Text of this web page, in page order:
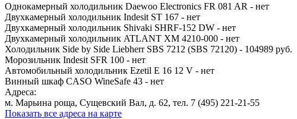
Однокамерный холодильник Daewoo Electronics FR 081 AR - нет
Двухкамерный холодильник Indesit ST 167 - нет
Двухкамерный холодильник Shivaki SHRF-152 DW - нет
Двухкамерный холодильник ATLANT ХМ 4210-000 - нет
Холодильник Side by Side Liebherr SBS 7212 (SBS 72120) - 104989 руб.
Морозильник Indesit SFR 100 - нет
Автомобильный холодильник Ezetil E 16 12 V - нет
Винный шкаф CASO WineSafe 43 - нет
Адреса:
м. Марьина роща, Сущевский Вал, д. 62, тел. 7 (495) 221-21-55
Показать все адреса на карте